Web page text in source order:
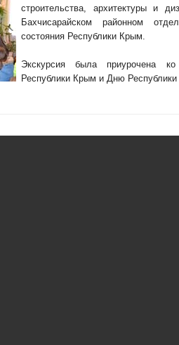
строительства, архитектуры и
Бахчисарайском районном
состояния Республики Крым.
Экскурсия была приурочена
Республики Крым и Дню